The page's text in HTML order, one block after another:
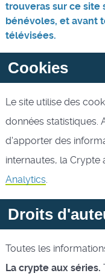
trouveras sur ce site
bénévoles, et avant
télévisées.
Cookies
Le site utilise des
données statistiques.
d'apporter des
internautes, la Crypte
Analytics.
Droits
Toutes les
La crypte aux séries.